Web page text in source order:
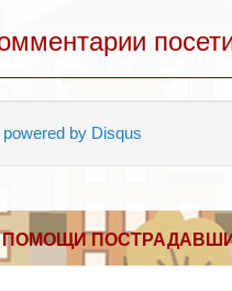
powered by Disqus